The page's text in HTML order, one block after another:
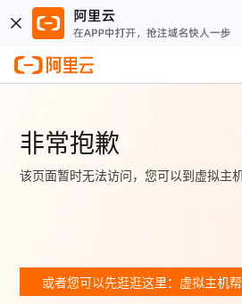
非常抱歉
该页面暂时无法访问，您可以到虚拟主
或者您可以先逛逛这里：虚拟主机